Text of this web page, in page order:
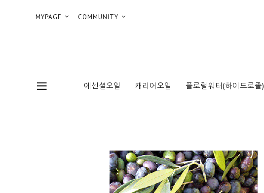
MYPAGE COMMUNITY
에센셜오일 캐리어오일 플로럴워터(하이드로졸)